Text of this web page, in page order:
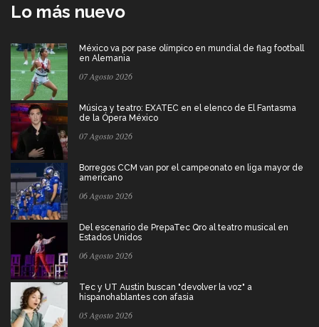
Lo más nuevo
México va por pase olímpico en mundial de flag football
en Alemania
07 Agosto 2026
Música y teatro: EXATEC en el elenco de El Fantasma
de la Ópera México
07 Agosto 2026
Borregos CCM van por el campeonato en liga mayor de
americano
06 Agosto 2026
Del escenario de PrepaTec Qro al teatro musical en
Estados Unidos
06 Agosto 2026
Tec y UT Austin buscan "devolver la voz" a
hispanohablantes con afasia
05 Agosto 2026